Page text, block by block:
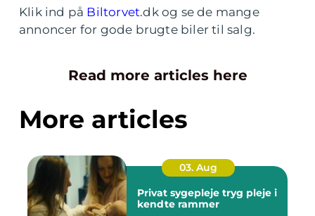
Klik ind på Biltorvet.dk og se de mange
annoncer for gode brugte biler til salg.
Read more articles here
More articles
03. Aug
Privat sygepleje tryg pleje i
kendte rammer